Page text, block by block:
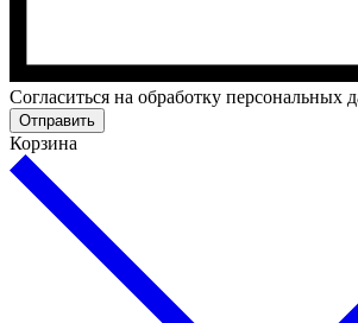
Cогласиться на обработку персональных
Отправить
Корзина